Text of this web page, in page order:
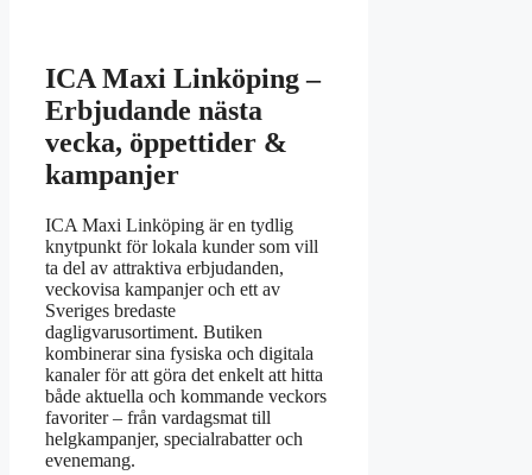
ICA Maxi Linköping –
Erbjudande nästa
vecka, öppettider &
kampanjer
ICA Maxi Linköping är en tydlig
knytpunkt för lokala kunder som vill
ta del av attraktiva erbjudanden,
veckovisa kampanjer och ett av
Sveriges bredaste
dagligvarusortiment. Butiken
kombinerar sina fysiska och digitala
kanaler för att göra det enkelt att hitta
både aktuella och kommande veckors
favoriter – från vardagsmat till
helgkampanjer, specialrabatter och
evenemang.